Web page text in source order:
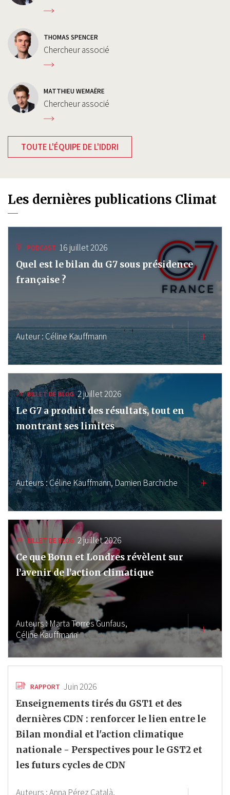
THOMAS SPENCER
Chercheur associé
MATTHIEU WEMAËRE
Chercheur associé
TOUTE L'ÉQUIPE DE L'IDDRI
Les dernières publications Climat
PODCAST 16 juillet 2026
Quel est le bilan du G7 sous présidence
française ?
Auteur :Céline Kauffmann
BILLET DE BLOG 2 juillet 2026
Le G7 a produit des résultats, tout en
montrant ses limites
Auteurs :Céline Kauffmann, Damien Barchiche
BILLET DE BLOG 2 juillet 2026
Ce que Bonn et Londres révèlent sur
l’avenir de l’action climatique
Auteurs :Marta Torres Gunfaus,
Céline Kauffmann
RAPPORT Juin 2026
Enseignements tirés du GST1 et des
dernières CDN : renforcer le lien entre le
Bilan mondial et l'action climatique
nationale - Perspectives pour le GST2 et
les futurs cycles de CDN
Auteurs :Anna Pérez Català,